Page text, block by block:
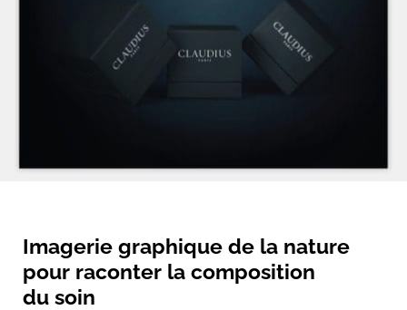
Imagerie graphique de la nature
pour raconter la composition
du soin